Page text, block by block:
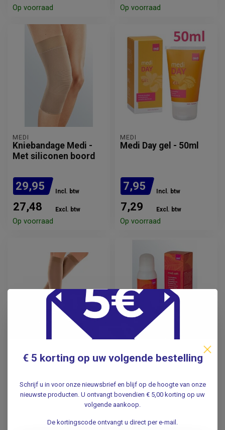
Op voorraad Op voorraad
MEDI
Kniebandage Medi -
Met siliconen boord
29,95 Incl. btw
27,48 Excl. btw
Op voorraad
MEDI
Medi Day gel - 50ml
7,95 Incl. btw
7,29 Excl. btw
Op voorraad
Mediven Travel
reissokken voor
Vrouwen
Incl. btw
Medi Soft - 125ml -
compressie kousen
15,95 Incl. btw
€ 5 korting op uw volgende bestelling
Schrijf u in voor onze nieuwsbrief en blijf op de hoogte van onze
nieuwste producten. U ontvangt bovendien € 5,00 korting op uw
volgende aankoop.
De kortingscode ontvangt u direct per e-mail.